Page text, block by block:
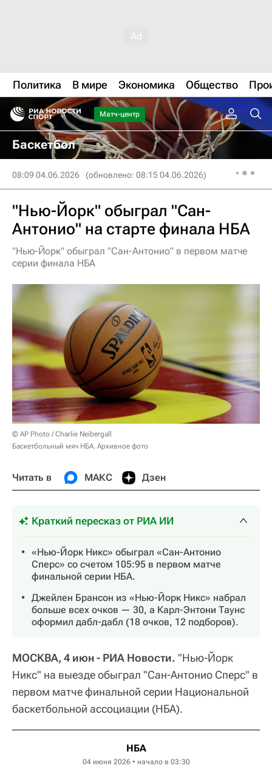
Политика В мире Экономика Общество
Матч-центр
Баскетбол
08:09 04.06.2026 (обновлено: 08:15 04.06.2026)
"Нью-Йорк" обыграл "Сан-
Антонио" на старте финала НБА
"Нью-Йорк" обыграл "Сан-Антонио" в первом матче
серии финала НБА
© AP Photo / Charlie Neibergall
Баскетбольный мяч НБА. Архивное фото
Читать в МАКС Дзен
Краткий пересказ от РИА ИИ
«Нью-Йорк Никс» обыграл «Сан-Антонио
Сперс» со счетом 105:95 в первом матче
финальной серии НБА.
Джейлен Брансон из «Нью-Йорк Никс» набрал
больше всех очков — 30, а Карл-Энтони Таунс
оформил дабл-дабл (18 очков, 12 подборов).
МОСКВА, 4 июн - РИА Новости. "Нью-Йорк
Никс" на выезде обыграл "Сан-Антонио Сперс" в
первом матче финальной серии Национальной
баскетбольной ассоциации (НБА).
НБА
04 июня 2026 • начало в 03:30